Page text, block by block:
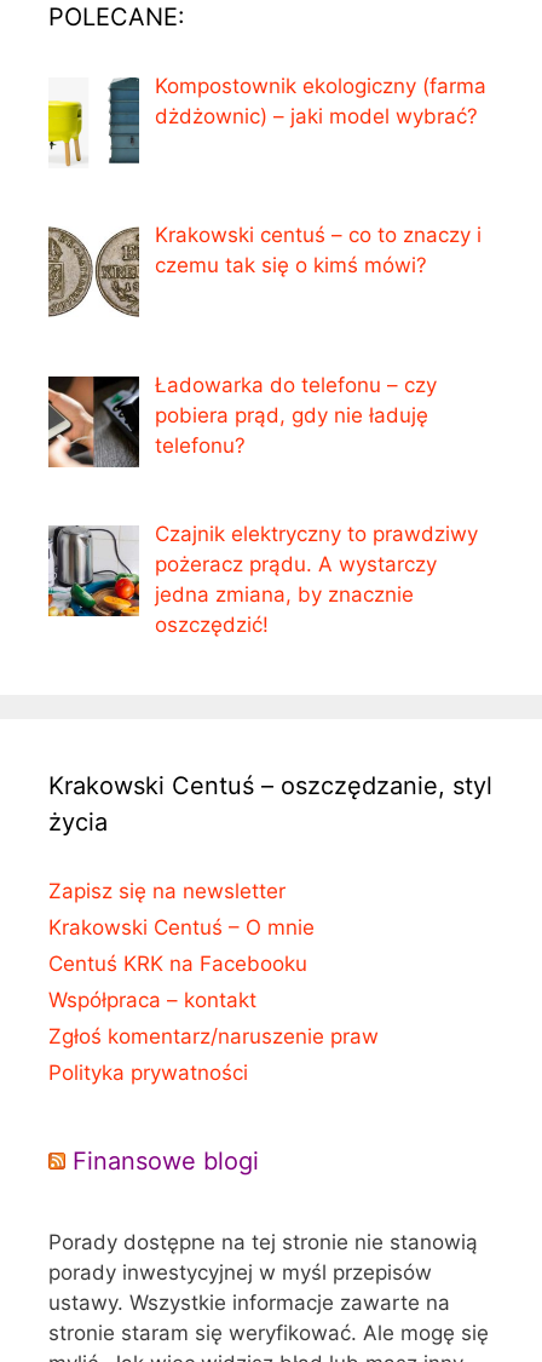
POLECANE:
Kompostownik ekologiczny (farma
dżdżownic) – jaki model wybrać?
Krakowski centuś – co to znaczy i
czemu tak się o kimś mówi?
Ładowarka do telefonu – czy
pobiera prąd, gdy nie ładuję
telefonu?
Czajnik elektryczny to prawdziwy
pożeracz prądu. A wystarczy
jedna zmiana, by znacznie
oszczędzić!
Krakowski Centuś – oszczędzanie, styl
życia
Zapisz się na newsletter
Krakowski Centuś – O mnie
Centuś KRK na Facebooku
Współpraca – kontakt
Zgłoś komentarz/naruszenie praw
Polityka prywatności
Finansowe blogi
Porady dostępne na tej stronie nie stanowią
porady inwestycyjnej w myśl przepisów
ustawy. Wszystkie informacje zawarte na
stronie staram się weryfikować. Ale mogę się